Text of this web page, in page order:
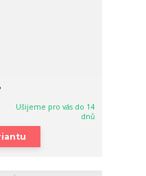
Ušijeme pro vás do 14
dnů